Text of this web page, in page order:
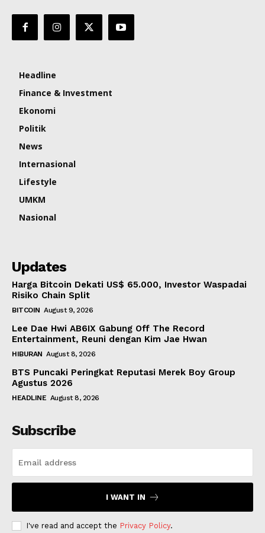
Headline
Finance & Investment
Ekonomi
Politik
News
Internasional
Lifestyle
UMKM
Nasional
Updates
Harga Bitcoin Dekati US$ 65.000, Investor Waspadai
Risiko Chain Split
BITCOIN August 9, 2026
Lee Dae Hwi AB6IX Gabung Off The Record
Entertainment, Reuni dengan Kim Jae Hwan
HIBURAN August 8, 2026
BTS Puncaki Peringkat Reputasi Merek Boy Group
Agustus 2026
HEADLINE August 8, 2026
Subscribe
I WANT IN
I've read and accept the Privacy Policy.